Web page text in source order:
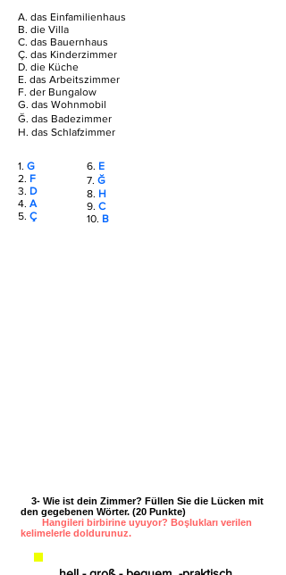
A. das Einfamilienhaus
B. die Villa
C. das Bauernhaus
Ç. das Kinderzimmer
D. die Küche
E. das Arbeitszimmer
F. der Bungalow
G. das Wohnmobil
Ğ. das Badezimmer
H. das Schlafzimmer
1. G
2. F
3. D
4. A
5. Ç
6. E
7. Ğ
8. H
9. C
10. B
3- Wie ist dein Zimmer? Füllen Sie die Lücken mit
den gegebenen Wörter. (20 Punkte)
Hangileri birbirine uyuyor? Boşlukları verilen
kelimelerle doldurunuz.